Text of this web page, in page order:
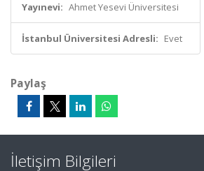
Yayınevi: Ahmet Yesevi Üniversitesi
İstanbul Üniversitesi Adresli: Evet
Paylaş
İletişim Bilgileri